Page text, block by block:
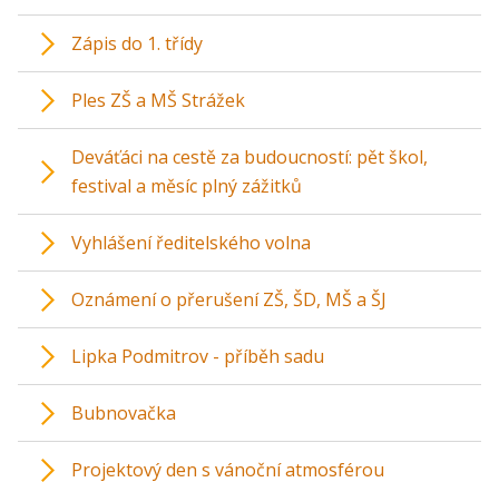
Zápis do 1. třídy
Ples ZŠ a MŠ Strážek
Deváťáci na cestě za budoucností: pět škol,
festival a měsíc plný zážitků
Vyhlášení ředitelského volna
Oznámení o přerušení ZŠ, ŠD, MŠ a ŠJ
Lipka Podmitrov - příběh sadu
Bubnovačka
Projektový den s vánoční atmosférou